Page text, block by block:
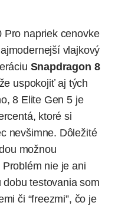
Pro napriek cenovke
vlajkový
Snapdragon 8
uspokojiť aj tých
8 Elite Gen 5 je
ktoré si
nevšimne. Dôležité
možnou
nie je ani
testovania som
či “freezmi”, čo je